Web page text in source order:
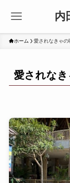
内
ホーム 愛されなきゃの
愛されな